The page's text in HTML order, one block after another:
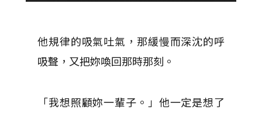
他規律的吸氣吐氣，那緩慢而深沈的呼
吸聲，又把妳喚回那時那刻。
「我想照顧妳一輩子。」他一定是想了